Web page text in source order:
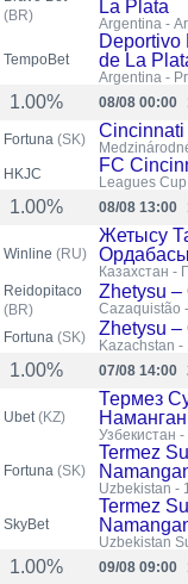
(BR)
La Plata
Argentina -
TempoBet
Deportivo
de La
Argentina -
1.00% 08/08 00:00
Fortuna (SK) Cincinnati
HKJC FC
Leagues Cup
1.00%
08/08 13:00
Winline (RU)
Жетысу
Казахстан -
Reidopitaco
(BR)
Zhetysu –
Cazaquistão
Fortuna (SK) Zhetysu –
Kazachstan -
1.00% 07/08 14:00
Ubet(KZ)
Термез
Наманган
Узбекистан
Fortuna (SK)
Termez
Uzbekistan -
SkyBet
Termez
Uzbekistan
1.00% 09/08 09:00